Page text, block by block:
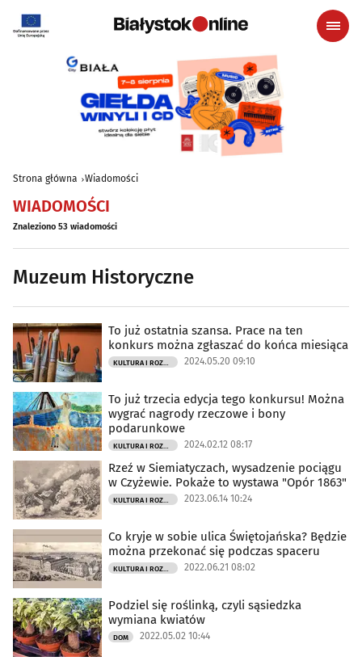
Strona główna Wiadomości
WIADOMOŚCI
Znaleziono 53 wiadomości
Muzeum Historyczne
To już ostatnia szansa. Prace na ten
konkurs można zgłaszać do końca miesiąca
2024.05.20 09:10
To już trzecia edycja tego konkursu! Można
wygrać nagrody rzeczowe i bony
podarunkowe
2024.02.12 08:17
Rzeź w Siemiatyczach, wysadzenie pociągu
w Czyżewie. Pokaże to wystawa "Opór 1863"
2023.06.14 10:24
Co kryje w sobie ulica Świętojańska? Będzie
można przekonać się podczas spaceru
2022.06.21 08:02
Podziel się roślinką, czyli sąsiedzka
wymiana kwiatów
DOM 2022.05.02 10:44